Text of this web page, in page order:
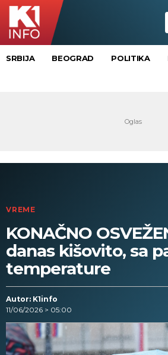
SRBIJA BEOGRAD POLITIKA
VREME
KONAČNO
danas kišovito, sa
temperature
Autor: K1info
11/06/2026 > 05:00